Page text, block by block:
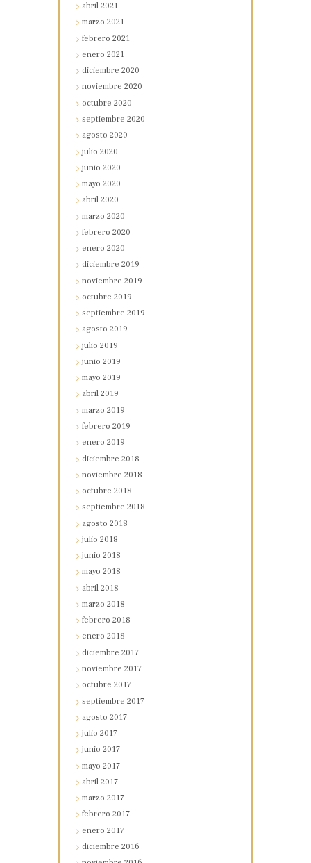
abril2021
marzo2021
febrero2021
enero2021
diciembre2020
noviembre2020
octubre2020
septiembre2020
agosto2020
julio2020
junio2020
mayo2020
abril2020
marzo2020
febrero2020
enero2020
diciembre2019
noviembre2019
octubre2019
septiembre2019
agosto2019
julio2019
junio2019
mayo2019
abril2019
marzo2019
febrero2019
enero2019
diciembre2018
noviembre2018
octubre2018
septiembre2018
agosto2018
julio2018
junio2018
mayo2018
abril2018
marzo2018
febrero2018
enero2018
diciembre2017
noviembre2017
octubre2017
septiembre2017
agosto2017
julio2017
junio2017
mayo2017
abril2017
marzo2017
febrero2017
enero2017
diciembre2016